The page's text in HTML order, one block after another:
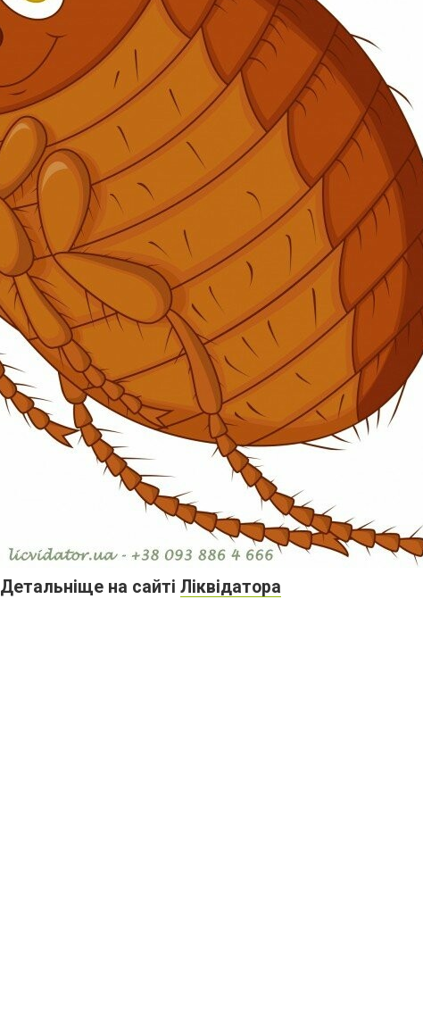
Детальніще на сайті Ліквідатора